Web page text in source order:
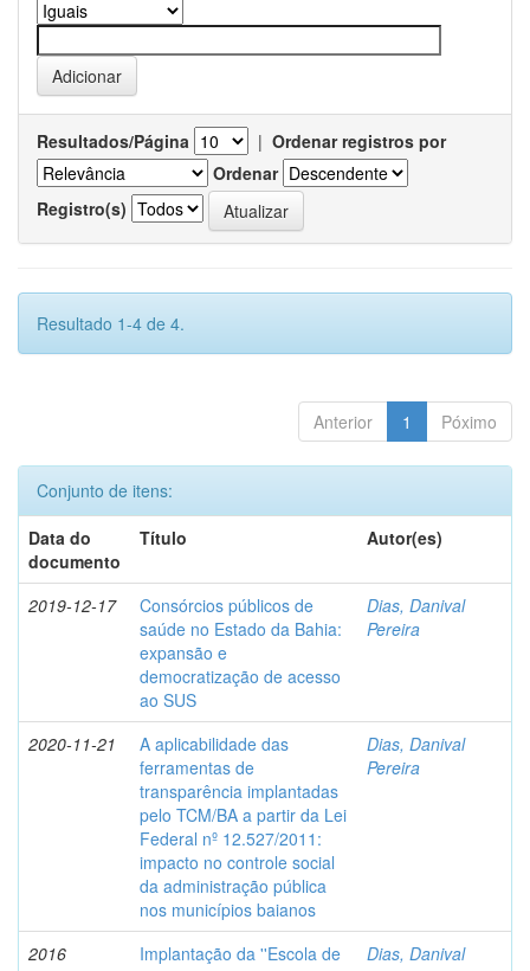
Resultados/Página | Ordenar registros por
Ordenar
Registro(s)
Resultado 1-4 de 4.
Anterior 1 Póximo
Conjunto de itens:
Data do
documento
Título Autor(es)
2019-12-17
Consórcios públicos de
saúde no Estado da Bahia:
expansão e
democratização de acesso
ao SUS
Dias, Danival
Pereira
2020-11-21
A aplicabilidade das
ferramentas de
transparência implantadas
pelo TCM/BA a partir da Lei
Federal nº 12.527/2011:
impacto no controle social
da administração pública
nos municípios baianos
Dias, Danival
Pereira
2016
Implantação da ''Escola de
Dias, Danival